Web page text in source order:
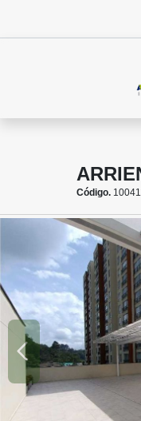
Código.